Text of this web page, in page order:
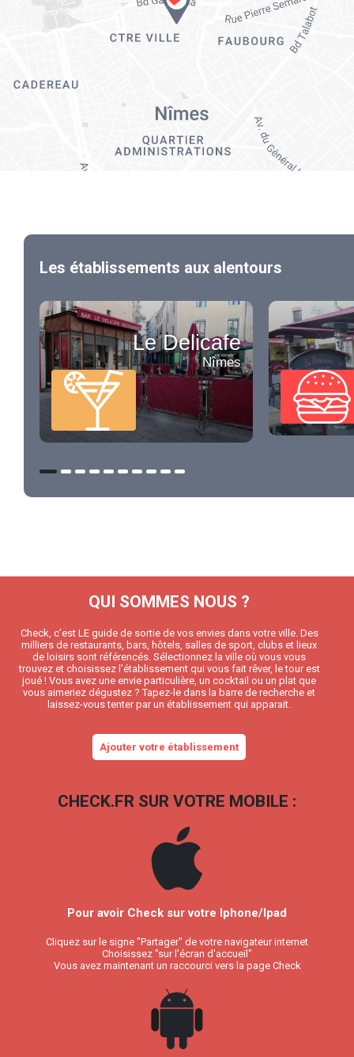
Les établissements aux alentours
Le Delicafe
Nîmes
QUI SOMMES NOUS ?
Check, c’est LE guide de sortie de vos envies dans votre ville. Des
milliers de restaurants, bars, hôtels, salles de sport, clubs et lieux
de loisirs sont référencés. Sélectionnez la ville où vous vous
trouvez et choisissez l’établissement qui vous fait rêver, le tour est
joué ! Vous avez une envie particulière, un cocktail ou un plat que
vous aimeriez dégustez ? Tapez-le dans la barre de recherche et
laissez-vous tenter par un établissement qui apparait.
Ajouter votre établissement
CHECK.FR SUR VOTRE MOBILE :
Pour avoir Check sur votre Iphone/Ipad
Cliquez sur le signe "Partager" de votre navigateur internet
Choisissez "sur l'écran d'accueil"
Vous avez maintenant un raccourci vers la page Check